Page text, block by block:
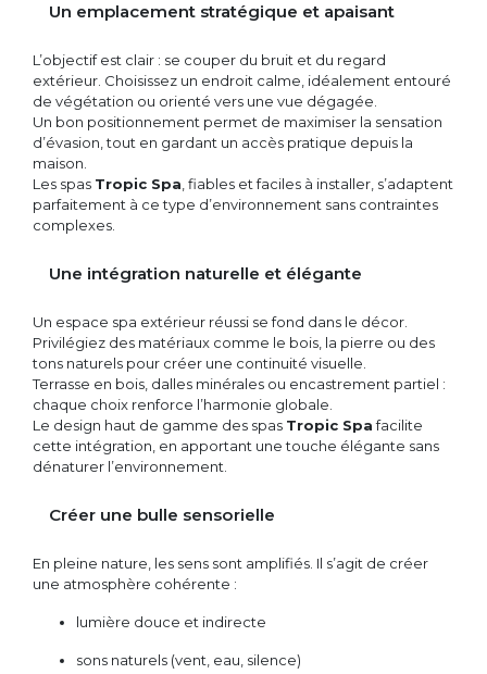
Un emplacement stratégique et apaisant
L’objectif est clair : se couper du bruit et du regard
extérieur. Choisissez un endroit calme, idéalement entouré
de végétation ou orienté vers une vue dégagée.
Un bon positionnement permet de maximiser la sensation
d’évasion, tout en gardant un accès pratique depuis la
maison.
Les spas Tropic Spa , fiables et faciles à installer, s’adaptent
parfaitement à ce type d’environnement sans contraintes
complexes.
Une intégration naturelle et élégante
Un espace spa extérieur réussi se fond dans le décor.
Privilégiez des matériaux comme le bois, la pierre ou des
tons naturels pour créer une continuité visuelle.
Terrasse en bois, dalles minérales ou encastrement partiel :
chaque choix renforce l’harmonie globale.
Le design haut de gamme des spas Tropic Spafacilite
cette intégration, en apportant une touche élégante sans
dénaturer l’environnement.
Créer une bulle sensorielle
En pleine nature, les sens sont amplifiés. Il s’agit de créer
une atmosphère cohérente :
lumière douce et indirecte
sons naturels (vent, eau, silence)